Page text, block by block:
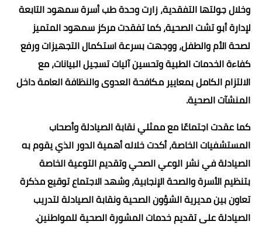
وخلال جولتها التفقدية، زارت وحدة طب أسرة سمهود التابعة
لإدارة أبو تشت الصحية، كما تفقدت مركز سمهود المتميز
لصحة الأم والطفل، ووجهت بسرعة استكمال التجهيزات ورفع
كفاءة الخدمات الطبية وتحسين آليات تسجيل البيانات، مع
الالتزام الكامل بمعايير مكافحة العدوى والنظافة العامة داخل
المنشآت الصحية.
كما عقدت اجتماعًا مع ممثلي نقابة الصيادلة وأصحاب
المستشفيات الخاصة، أكدت خلاله أهمية الدور الذي يقوم به
الصيادلة في نشر الوعي الصحي وتقديم التوعية الخاصة
بتنظيم الأسرة والصحة الإنجابية، وشهد الاجتماع توقيع مذكرة
تعاون بين مديرية الشؤون الصحية ونقابة الصيادلة لتدريب
الصيادلة على تقديم خدمات المشورة الصحية للمواطنين.